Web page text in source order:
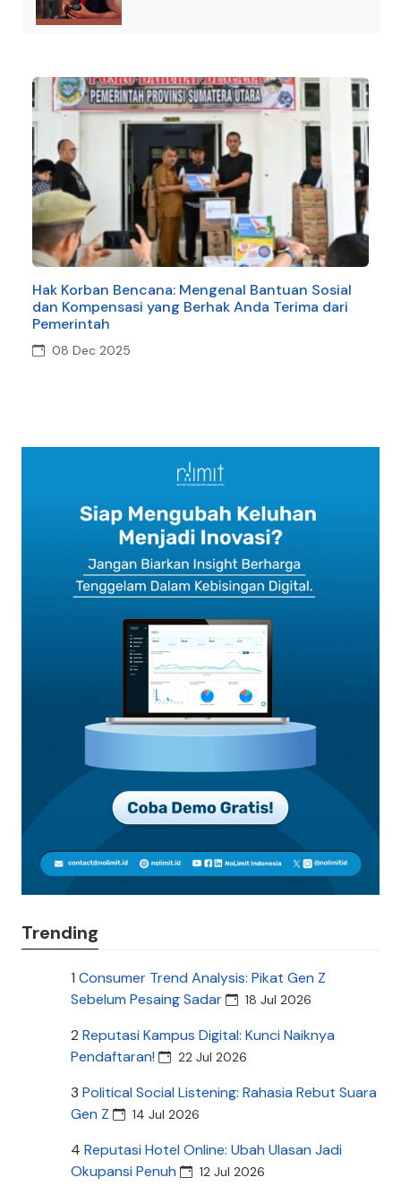
Hak Korban Bencana: Mengenal Bantuan Sosial
dan Kompensasi yang Berhak Anda Terima dari
Pemerintah
08 Dec 2025
Trending
1 Consumer Trend Analysis: Pikat Gen Z
Sebelum Pesaing Sadar
18 Jul 2026
2 Reputasi Kampus Digital: Kunci Naiknya
Pendaftaran!
22 Jul 2026
3 Political Social Listening: Rahasia Rebut Suara
Gen Z
14 Jul 2026
4 Reputasi Hotel Online: Ubah Ulasan Jadi
Okupansi Penuh
12 Jul 2026